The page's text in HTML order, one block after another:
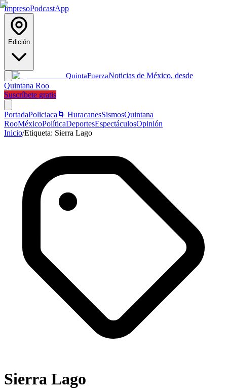
ImpresoPodcastApp
Edición
QuintaFuerzaNoticias de México, desde
Quintana Roo
Suscríbete gratis
PortadaPoliciaca 🌀 HuracanesSismosQuintana
RooMéxicoPolíticaDeportesEspectáculosOpinión
Inicio/Etiqueta: Sierra Lago
Sierra Lago